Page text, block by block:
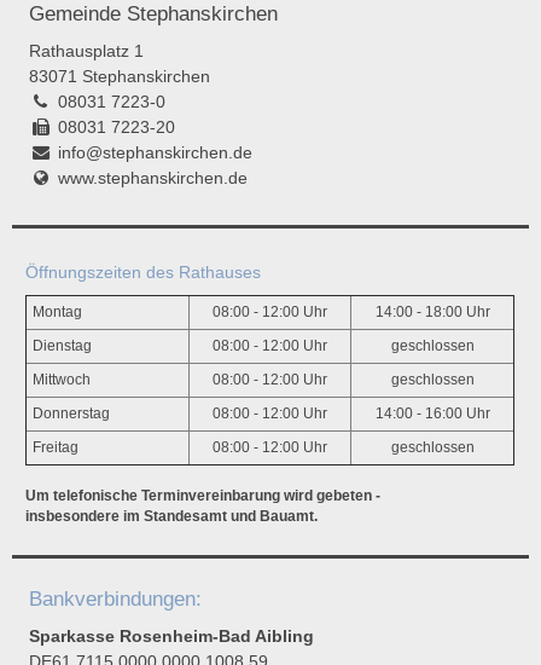
Gemeinde Stephanskirchen
Rathausplatz 1
83071 Stephanskirchen
08031 7223-0
08031 7223-20
info@stephanskirchen.de
www.stephanskirchen.de
Öffnungszeiten des Rathauses
Montag 08:00 - 12:00 Uhr 14:00 - 18:00 Uhr
Dienstag 08:00 - 12:00 Uhr geschlossen
Mittwoch 08:00 - 12:00 Uhr geschlossen
Donnerstag 08:00 - 12:00 Uhr 14:00 - 16:00 Uhr
Freitag 08:00 - 12:00 Uhr geschlossen
Um telefonische Terminvereinbarung wird gebeten -
insbesondere im Standesamt und Bauamt.
Bankverbindungen:
Sparkasse Rosenheim-Bad Aibling